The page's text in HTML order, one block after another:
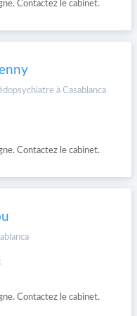
Contactez le cabinet.
à Casablanca
Contactez le cabinet.
Contactez le cabinet.